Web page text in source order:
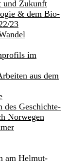
und Zukunft
& dem Bio-
23
im
aus dem
des Geschichte-
Norwegen
am Helmut-